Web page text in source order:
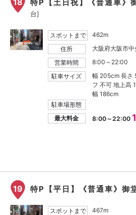
18 特P【土日祝】《普通車》
台]
スポットまで
462m
住所
大阪府大阪市
営業時間
8:00～22:00
駐車サイズ
幅 205cm 長さ
フ 不可 地上高
幅 186cm
駐車場形態
最大料金
8:00～22:00
19 特P【平日】《普通車》御
スポットまで
467m